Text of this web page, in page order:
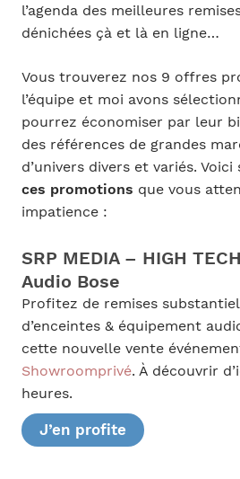
l’agenda des meilleures
dénichées çà et là en ligne…
Vous trouverez nos 9 offres
l’équipe et moi avons
pourrez économiser par leur
des références de grandes
d’univers divers et variés.
ces promotions que vous
impatience :
SRP MEDIA – HIGH
Audio Bose
Profitez de remises
d’enceintes & équipement
cette nouvelle vente
Showroomprivé. À découvrir
heures.
J’en profite